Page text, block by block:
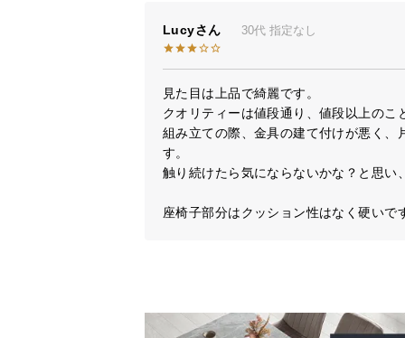
Lucy 30代 指定なし
見た目は上品で綺麗です。
クオリティーは値段通り、値段以上のこ
組み立ての際、金具の建て付けが悪く
す。
触り続けたら気にならないかな？と思い
座椅子部分はクッション性はなく硬いで